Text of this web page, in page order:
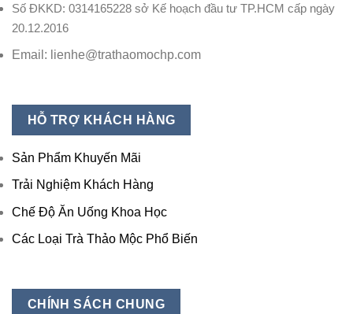
Số ĐKKD: 0314165228 sở Kế hoạch đầu tư TP.HCM cấp ngày
20.12.2016
Email: lienhe@trathaomochp.com
HỖ TRỢ KHÁCH HÀNG
Sản Phẩm Khuyến Mãi
Trải Nghiệm Khách Hàng
Chế Độ Ăn Uống Khoa Học
Các Loại Trà Thảo Mộc Phổ Biến
CHÍNH SÁCH CHUNG